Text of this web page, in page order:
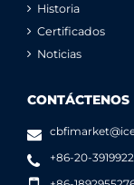
Historia
Certificados
Noticias
CONTÁCTENOS
+86-20-